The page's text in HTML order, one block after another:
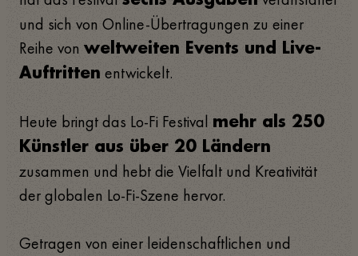
und sich von Online-Übertragungen zu einer
Reihe von weltweiten Events und Live-
Auftritten entwickelt.
Heute bringt das Lo-Fi Festival mehr als 250
Künstler aus über 20 Ländern
zusammen und hebt die Vielfalt und Kreativität
der globalen Lo-Fi-Szene hervor.
Getragen von einer leidenschaftlichen und